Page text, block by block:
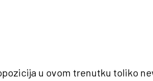
u ovom trenutku toliko